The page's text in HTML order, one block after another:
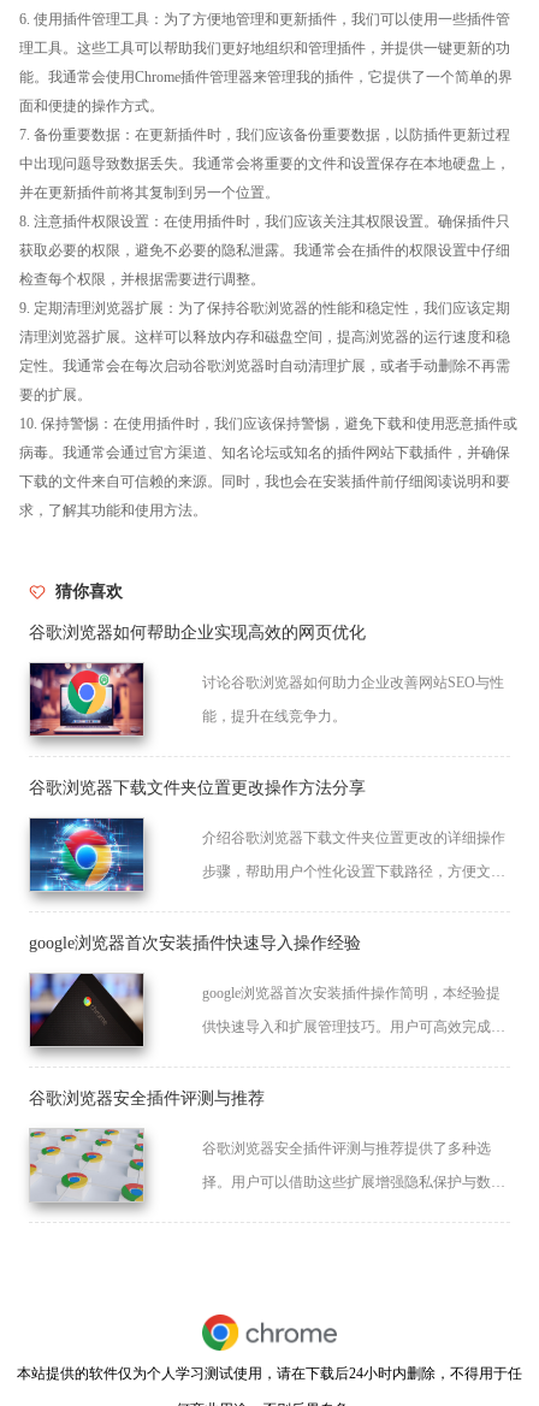
6. 使用插件管理工具：为了方便地管理和更新插件，我们可以使用一些插件管
理工具。这些工具可以帮助我们更好地组织和管理插件，并提供一键更新的功
能。我通常会使用Chrome插件管理器来管理我的插件，它提供了一个简单的界
面和便捷的操作方式。
7. 备份重要数据：在更新插件时，我们应该备份重要数据，以防插件更新过程
中出现问题导致数据丢失。我通常会将重要的文件和设置保存在本地硬盘上，
并在更新插件前将其复制到另一个位置。
8. 注意插件权限设置：在使用插件时，我们应该关注其权限设置。确保插件只
获取必要的权限，避免不必要的隐私泄露。我通常会在插件的权限设置中仔细
检查每个权限，并根据需要进行调整。
9. 定期清理浏览器扩展：为了保持谷歌浏览器的性能和稳定性，我们应该定期
清理浏览器扩展。这样可以释放内存和磁盘空间，提高浏览器的运行速度和稳
定性。我通常会在每次启动谷歌浏览器时自动清理扩展，或者手动删除不再需
要的扩展。
10. 保持警惕：在使用插件时，我们应该保持警惕，避免下载和使用恶意插件或
病毒。我通常会通过官方渠道、知名论坛或知名的插件网站下载插件，并确保
下载的文件来自可信赖的来源。同时，我也会在安装插件前仔细阅读说明和要
求，了解其功能和使用方法。
猜你喜欢
谷歌浏览器如何帮助企业实现高效的网页优化
讨论谷歌浏览器如何助力企业改善网站SEO与性
能，提升在线竞争力。
谷歌浏览器下载文件夹位置更改操作方法分享
介绍谷歌浏览器下载文件夹位置更改的详细操作
步骤，帮助用户个性化设置下载路径，方便文件
google浏览器首次安装插件快速导入操作经验
google浏览器首次安装插件操作简明，本经验提
供快速导入和扩展管理技巧。用户可高效完成插
谷歌浏览器安全插件评测与推荐
谷歌浏览器安全插件评测与推荐提供了多种选
择。用户可以借助这些扩展增强隐私保护与数据
本站提供的软件仅为个人学习测试使用，请在下载后24小时内删除，不得用于任